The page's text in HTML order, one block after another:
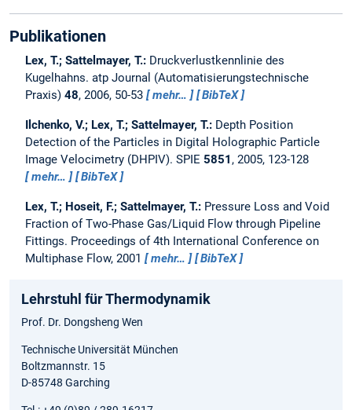
Publikationen
Lex, T.; Sattelmayer, T.: Druckverlustkennlinie des
Kugelhahns. atp Journal (Automatisierungstechnische
Praxis) 48, 2006, 50-53 mehr… BibTeX
Ilchenko, V.; Lex, T.; Sattelmayer, T.: Depth Position
Detection of the Particles in Digital Holographic Particle
Image Velocimetry (DHPIV). SPIE 5851 , 2005, 123-128
mehr…
BibTeX
Lex, T.; Hoseit, F.; Sattelmayer, T.: Pressure Loss and Void
Fraction of Two-Phase Gas/Liquid Flow through Pipeline
Fittings. Proceedings of 4th International Conference on
Multiphase Flow, 2001
mehr… BibTeX
Lehrstuhl für Thermodynamik
Prof. Dr. Dongsheng Wen
Technische Universität München
Boltzmannstr. 15
D-85748 Garching